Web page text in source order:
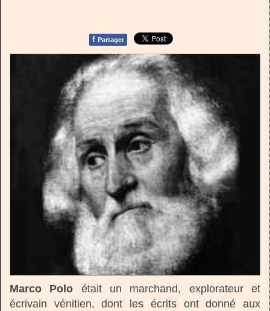
f Partager
Marco Polo était un marchand, explorateur et
écrivain vénitien, dont les écrits ont donné aux